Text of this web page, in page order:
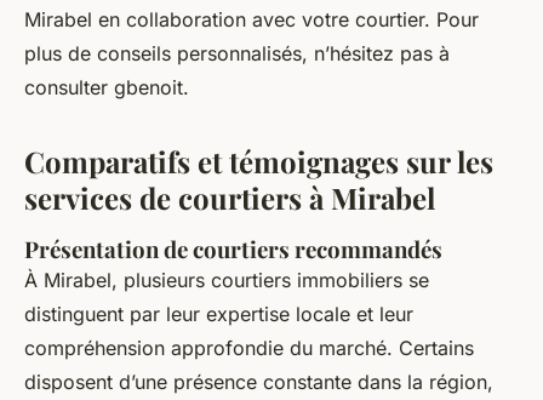
Mirabel en collaboration avec votre courtier. Pour
plus de conseils personnalisés, n’hésitez pas à
consulter gbenoit.
Comparatifs et témoignages sur les
services de courtiers à Mirabel
Présentation de courtiers recommandés
À Mirabel, plusieurs courtiers immobiliers se
distinguent par leur expertise locale et leur
compréhension approfondie du marché. Certains
disposent d’une présence constante dans la région,